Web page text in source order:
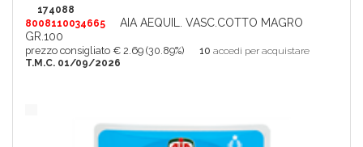
174088
8008110034665
AIA AEQUIL. VASC.COTTO MAGRO
GR.100
prezzo consigliato € 2.69 (30.89%) 10 accedi per acquistare
T.M.C. 01/09/2026